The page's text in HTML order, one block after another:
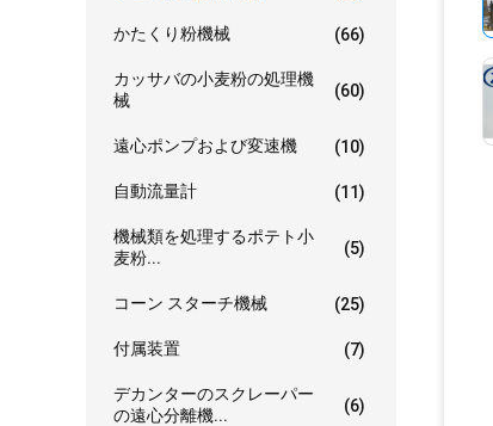
かたくり粉機械 (66)
カッサバの小麦粉の処理機
械
(60)
遠心ポンプおよび変速機 (10)
自動流量計 (11)
機械類を処理するポテト小
麦粉...
(5)
コーン スターチ機械 (25)
付属装置 (7)
デカンターのスクレーパー
の遠心分離機...
(6)